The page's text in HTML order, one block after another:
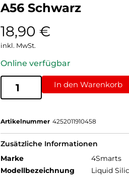
A56 Schwarz
18,90 €
inkl. MwSt.
Online verfügbar
In den Warenkorb
Artikelnummer 4252011910458
Zusätzliche Informationen
Marke
4Smarts
Modellbezeichnung
Liquid